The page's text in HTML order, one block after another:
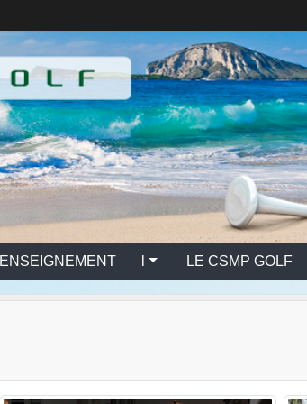
ENSEIGNEMENT l LE CSMP GOLF l